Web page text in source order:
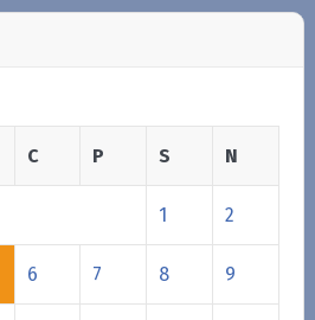
C P S N
1 2
6 7 8 9